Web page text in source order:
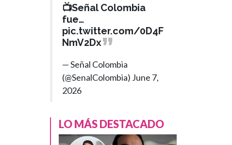
📺Señal Colombia
fue…
pic.twitter.com/0D4F
NmV2Dx
— Señal Colombia
(@SenalColombia) June 7,
2026
LO MÁS DESTACADO